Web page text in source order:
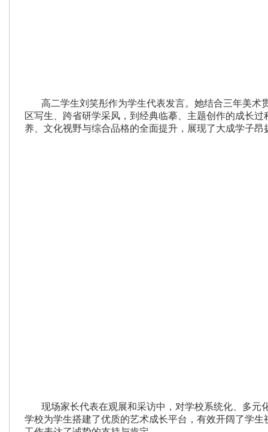
高二学生刘笑彤作为学生代表发言。她结合三年美术
区写生、跨省研学采风，到经典临摹、主题创作的成长
养、文化视野与综合品格的全面提升，展现了大成学子昂
现场家长代表在观展和采访中，对学校系统化、多元
学校为学生搭建了优质的艺术成长平台，有效开阔了学